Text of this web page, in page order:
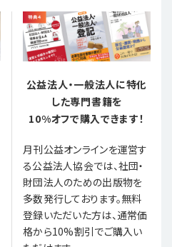
公益法人・一般法人に特化
した専門書籍を
10%オフで購入できます！
月刊公益オンラインを運営す
る公益法人協会では、社団・
財団法人のための出版物を
多数発行しております。無料
登録いただいた方は、通常価
格から10%割引でご購入い